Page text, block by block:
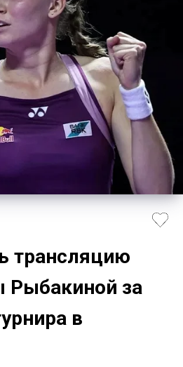
трансляцию
Рыбакиной за
в